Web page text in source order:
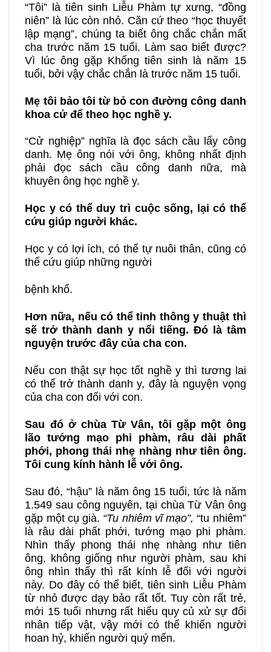
“Tôi” là tiên sinh Liễu Phàm tự xưng, “đồng
niên” là lúc còn nhỏ. Căn cứ theo “học thuyết
lập mạng”, chúng ta biết ông chắc chắn mất
cha trước năm 15 tuổi. Làm sao biết được?
Vì lúc ông gặp Khổng tiên sinh là năm 15
tuổi, bởi vậy chắc chắn là trước năm 15 tuổi.
Mẹ tôi bảo tôi từ bỏ con đường công danh
khoa cử để theo học nghề y.
“Cử nghiệp” nghĩa là đọc sách cầu lấy công
danh. Mẹ ông nói với ông, không nhất định
phải đọc sách cầu công danh nữa, mà
khuyên ông học nghề y.
Học y có thể duy trì cuộc sống, lại có thể
cứu giúp người khác.
Học y có lợi ích, có thể tự nuôi thân, cũng có
thể cứu giúp những người
bệnh khổ.
Hơn nữa, nếu có thể tinh thông y thuật thì
sẽ trở thành danh y nổi tiếng. Đó là tâm
nguyện trước đây của cha con.
Nếu con thật sự học tốt nghề y thì tương lai
có thể trở thành danh y, đây là nguyện vọng
của cha con đối với con.
Sau đó ở chùa Từ Vân, tôi gặp một ông
lão tướng mạo phi phàm, râu dài phất
phới, phong thái nhẹ nhàng như tiên ông.
Tôi cung kính hành lễ với ông.
Sau đó, “hậu” là năm ông 15 tuổi, tức là năm
1.549 sau công nguyên, tại chùa Từ Vân ông
gặp một cụ già. “Tu nhiêm vĩ mạo”, “tu nhiêm”
là râu dài phất phới, tướng mạo phi phàm.
Nhìn thấy phong thái nhẹ nhàng như tiên
ông, không giống như người phàm, sau khi
ông nhìn thấy thì rất kính lễ đối với người
này. Do đây có thể biết, tiên sinh Liễu Phàm
từ nhỏ được dạy bảo rất tốt. Tuy còn rất trẻ,
mới 15 tuổi nhưng rất hiểu quy củ xử sự đối
nhân tiếp vật, vậy mới có thể khiến người
hoan hỷ, khiến người quý mến.